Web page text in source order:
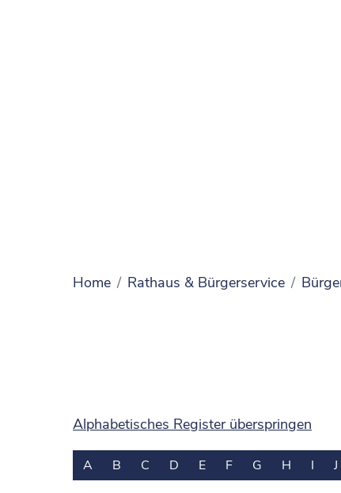
Home Rathaus & Bürgerservice
Alphabetisches Register überspringen
A B C D E F G H I J